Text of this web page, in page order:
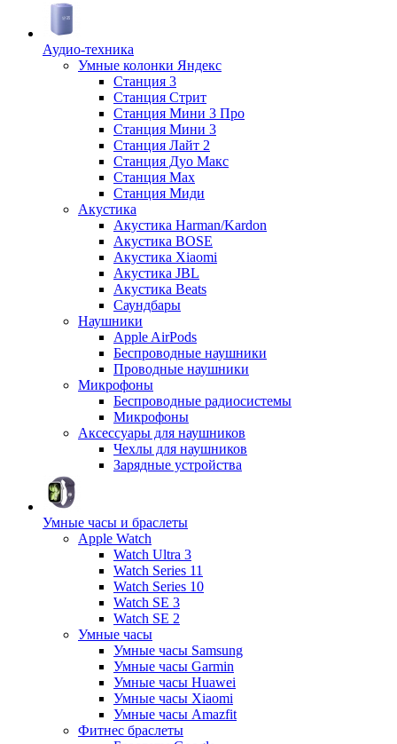
Аудио-техника
Умные колонки Яндекс
Станция 3
Станция Стрит
Станция Мини 3 Про
Станция Мини 3
Станция Лайт 2
Станция Дуо Макс
Станция Max
Станция Миди
Акустика
Акустика Harman/Kardon
Акустика BOSE
Акустика Xiaomi
Акустика JBL
Акустика Beats
Саундбары
Наушники
Apple AirPods
Беспроводные наушники
Проводные наушники
Микрофоны
Беспроводные радиосистемы
Микрофоны
Аксессуары для наушников
Чехлы для наушников
Зарядные устройства
Умные часы и браслеты
Apple Watch
Watch Ultra 3
Watch Series 11
Watch Series 10
Watch SE 3
Watch SE 2
Умные часы
Умные часы Samsung
Умные часы Garmin
Умные часы Huawei
Умные часы Xiaomi
Умные часы Amazfit
Фитнес браслеты